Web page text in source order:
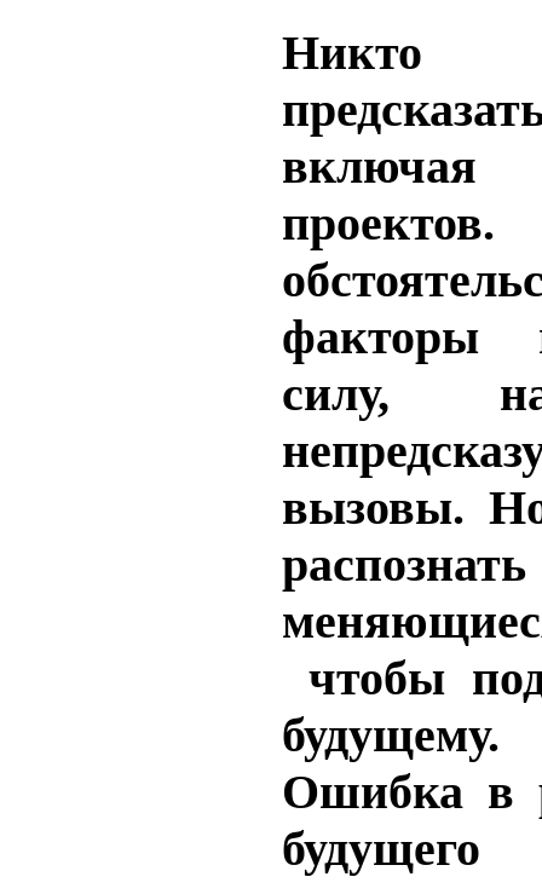
Никто
включая
факторы
силу,
вызовы.
чтобы
будущему.
Ошибка в